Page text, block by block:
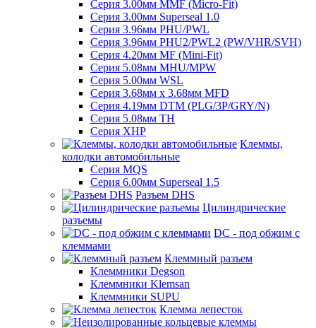
Серия 3.00мм MMF (Micro-Fit)
Серия 3.00мм Superseal 1.0
Серия 3.96мм PHU/PWL
Серия 3.96мм PHU2/PWL2 (PW/VHR/SVH)
Серия 4.20мм MF (Mini-Fit)
Серия 5.08мм MHU/MPW
Серия 5.00мм WSL
Серия 3.68мм х 3.68мм MFD
Серия 4.19мм DTM (PLG/3P/GRY/N)
Серия 5.08мм TH
Серия XHP
Клеммы,
колодки автомобильные
Серия MQS
Серия 6.00мм Superseal 1.5
Разъем DHS
Цилиндрические
разъемы
DC - под обжим с
клеммами
Клеммный разъем
Клеммники Degson
Клеммники Klemsan
Клеммники SUPU
Клемма лепесток